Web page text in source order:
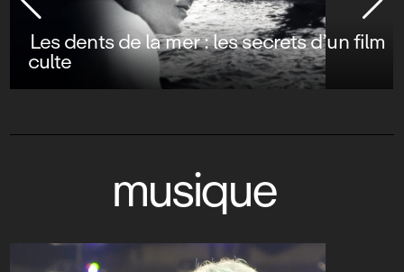
Les dents de la mer : les secrets d’un film
culte
musique